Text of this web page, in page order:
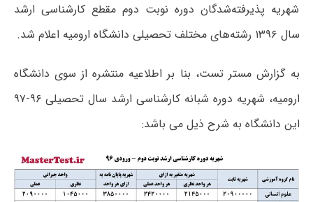
شهریه پذیرفته‌شدگان دوره‌ نوبت دوم مقطع کارشناسی ارشد
سال ۱۳۹۶ رشته‌های مختلف تحصیلی دانشگاه ارومیه اعلام شد.
به گزارش مستر تست، بنا بر اطلاعیه منتشره از سوی دانشگاه
ارومیه، شهریه دوره شبانه کارشناسی ارشد سال تحصیلی ۹۶-۹۷
این دانشگاه به شرح ذیل می باشد: